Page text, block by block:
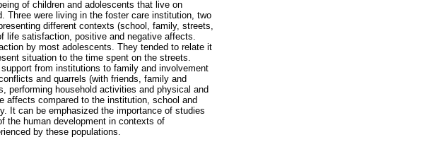
of children and adolescents that live on
Three were living in the foster care institution, two
different contexts (school, family, streets,
life satisfaction, positive and negative affects.
by most adolescents. They tended to relate it
situation to the time spent on the streets.
from institutions to family and involvement
and quarrels (with friends, family and
performing household activities and physical and
affects compared to the institution, school and
It can be emphasized the importance of studies
the human development in contexts of
by these populations.